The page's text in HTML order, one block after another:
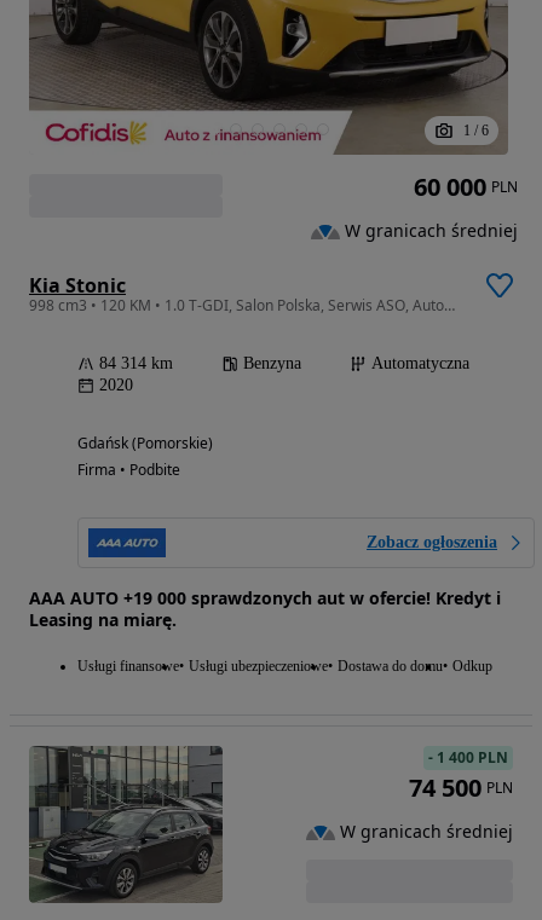
1 / 6
Kia Stonic
998 cm3 • 120 KM • 1.0 T-GDI, Salon Polska, Serwis ASO, Automat, Skóra, Klimatronic,
84 314 km Benzyna
Automatyczna
2020
Gdańsk (Pomorskie)
Firma • Podbite
Zobacz ogłoszenia
AAA AUTO +19 000 sprawdzonych aut w ofercie! Kredyt i
Leasing na miarę.
Usługi finansowe Usługi ubezpieczeniowe Dostawa do domu Odkup
60 000 PLN
W granicach średniej
- 1 400 PLN
74 500 PLN
W granicach średniej